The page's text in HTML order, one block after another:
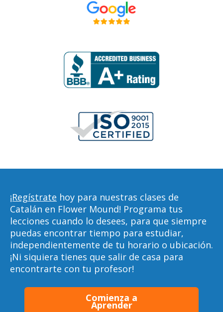
¡Regístrate hoy para nuestras clases de
Catalán en Flower Mound! Programa tus
lecciones cuando lo desees, para que siempre
puedas encontrar tiempo para estudiar,
independientemente de tu horario o ubicación.
¡Ni siquiera tienes que salir de casa para
encontrarte con tu profesor!
Comienza a
Aprender